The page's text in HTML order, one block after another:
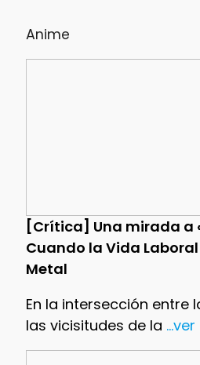
Anime
[Crítica] Una mirada a
Cuando la Vida
Metal
En la intersección entre
las vicisitudes de la